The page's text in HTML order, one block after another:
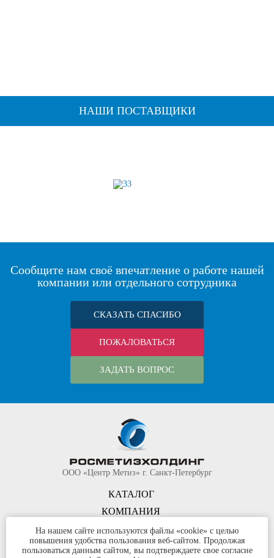
НАШИ ПОСТАВЩИКИ
Сообщите нам своё впечатление о работе нашей
компании или отдельного сотрудника
СКАЗАТЬ СПАСИБО
ПОЖАЛОВАТЬСЯ
ЗАДАТЬ ВОПРОС
КОМПАНИЯ
ООО «Центр Метиз» г. Санкт-Петербург
КАТАЛОГ
КОНТАКТЫ
©ООО «Центр Метиз» 2000-2026
Все права защищены
На нашем сайте используются файлы «cookie» с целью
повышения удобства пользования веб-сайтом. Продолжая
пользоваться данным сайтом, вы подтверждаете свое согласие